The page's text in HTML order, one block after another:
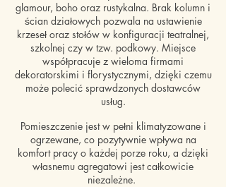
glamour, boho oraz rustykalna. Brak kolumn i
ścian działowych pozwala na ustawienie
krzeseł oraz stołów w konfiguracji teatralnej,
szkolnej czy w tzw. podkowy. Miejsce
współpracuje z wieloma firmami
dekoratorskimi i florystycznymi, dzięki czemu
może polecić sprawdzonych dostawców
usług.
Pomieszczenie jest w pełni klimatyzowane i
ogrzewane, co pozytywnie wpływa na
komfort pracy o każdej porze roku, a dzięki
własnemu agregatowi jest całkowicie
niezależne.